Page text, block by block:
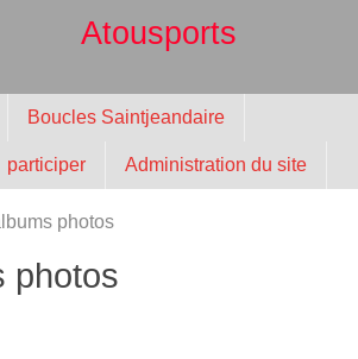
Atousports
Boucles Saintjeandaire
participer Administration du site
photos
photos
cookies